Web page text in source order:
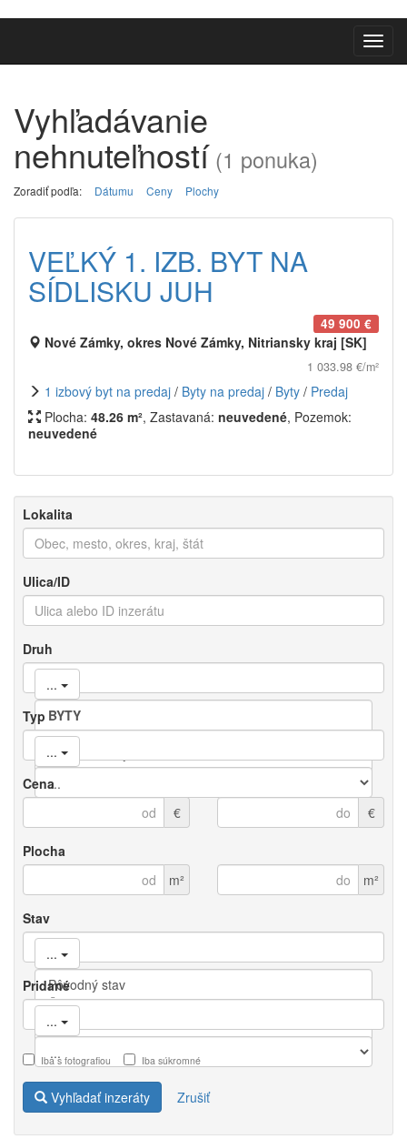
Vyhľadávanie
nehnuteľností (1 ponuka)
Zoradiť podľa: Dátumu Ceny Plochy
VEĽKÝ 1. IZB. BYT NA
SÍDLISKU JUH
49 900 €
Nové Zámky, okres Nové Zámky, Nitriansky kraj [SK]
1 033.98 €/m²
1 izbový byt na predaj / Byty na predaj / Byty / Predaj
Plocha: 48.26 m², Zastavaná: neuvedené, Pozemok:
neuvedené
Lokalita
Ulica/ID
Druh
...
Typ
...
Cena
€
€
Plocha
m²
m²
Stav
...
Pridané
...
Iba s fotografiou Iba súkromné
Vyhľadať inzeráty Zrušiť